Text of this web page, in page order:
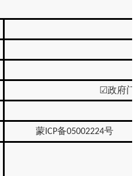
☑政府
蒙 ICP备05002224号